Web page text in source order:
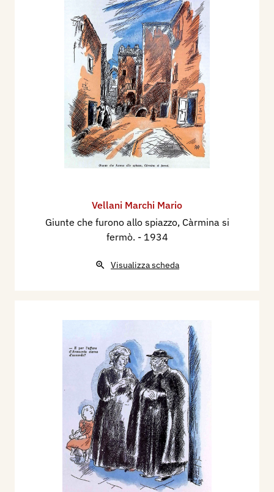
Vellani Marchi Mario
Giunte che furono allo spiazzo, Càrmina si
fermò. - 1934
Visualizza scheda